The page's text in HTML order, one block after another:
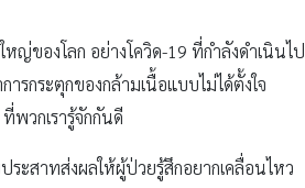
หญ่ของโลก อย่างโควิด-19 ที่กำลังดำเนินไป
รกระตุกของกล้ามเนื้อแบบไม่ได้ตั้งใจ
พวกเรารู้จักกันดี
ะสาทส่งผลให้ผู้ป่วยรู้สึกอยากเคลื่อนไหว